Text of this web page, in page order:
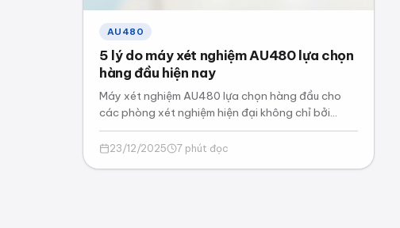
AU480
5 lý do máy xét nghiệm AU480 lựa chọn
hàng đầu hiện nay
Máy xét nghiệm AU480 lựa chọn hàng đầu cho
các phòng xét nghiệm hiện đại không chỉ bởi
thương hiệu Beckman Coulter uy tín…
23/12/2025 7 phút đọc